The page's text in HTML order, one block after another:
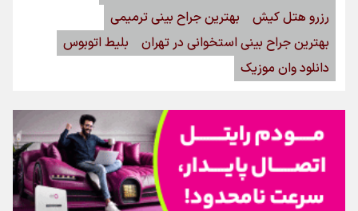
رزرو هتل کیش
بهترین جراح بینی ترمیمی
بهترین جراح بینی استخوانی در تهران
بلیط اتوبوس
دانلود وان موزیک